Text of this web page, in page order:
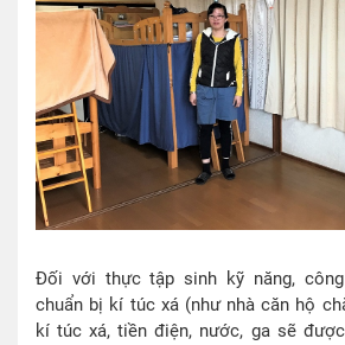
Đối với thực tập sinh kỹ năng,
chuẩn bị kí túc xá (như nhà căn hộ
kí túc xá, tiền điện, nước, ga sẽ